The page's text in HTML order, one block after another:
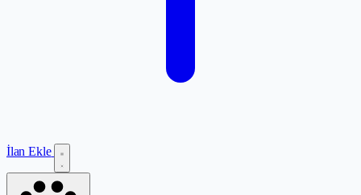
İlan Ekle